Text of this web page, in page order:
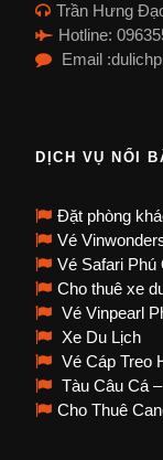
Trần Hưng
Hotline:
Email
DỊCH VỤ NỔI
Đặt phòng
Vé
Vé Safari Phú
Cho thuê xe
Vé Vinpearl
Xe Du Lịch
Vé Cáp Treo
Tàu Câu Cá
Cho Thuê